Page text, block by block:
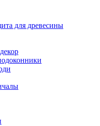
для древесины